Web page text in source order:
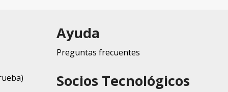
Ayuda
Preguntas frecuentes
Socios Tecnológicos